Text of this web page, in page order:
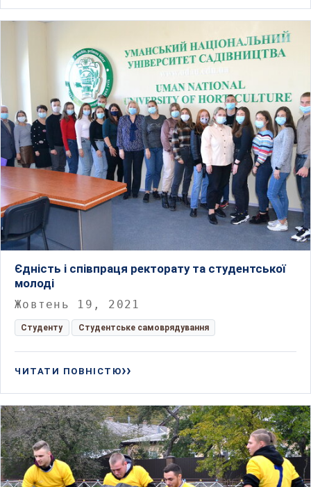
Єдність і співпраця ректорату та студентської
молоді
Жовтень 19, 2021
Студенту Студентське самоврядування
ЧИТАТИ ПОВНІСТЮ